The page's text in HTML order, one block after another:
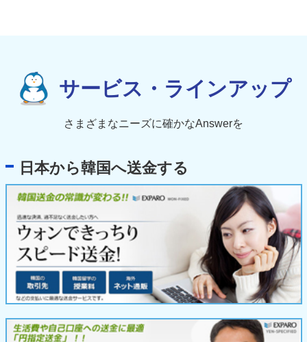
サービス・ラインアップ
さまざまなニーズに確かなAnswerを
日本から韓国へ送金する